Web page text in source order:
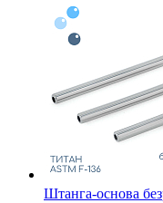
Штанга-основа